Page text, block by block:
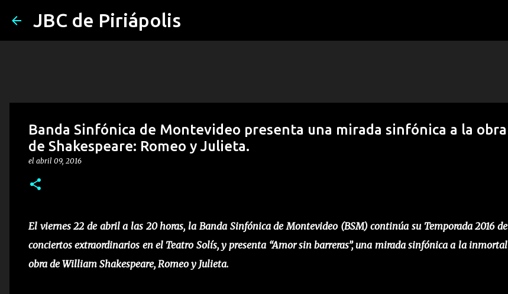
JBC de Piriápolis
Banda Sinfónica de Montevideo presenta una mirada sinfónica a la obra
de Shakespeare: Romeo y Julieta.
el abril 09, 2016
El viernes 22 de abril a las 20 horas, la Banda Sinfónica de Montevideo (BSM) continúa su Temporada 2016 de
conciertos extraordinarios en el Teatro Solís, y presenta “Amor sin barreras”, una mirada sinfónica a la inmortal
obra de William Shakespeare, Romeo y Julieta.